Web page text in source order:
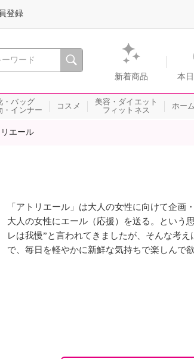
る、瞬間を。通販・テレビショッピングのショッ
新着商品 本
登録
・バッグ
・インナー
コスメ
美容・ダイエット
フィットネス
ホー
エール
「アトリエール」は大人の女性に向けて企
大人の女性にエール（応援）を送る。という
レは我慢”と言われてきましたが、そんな考
で、毎日を軽やかに新鮮な気持ちで楽しんで